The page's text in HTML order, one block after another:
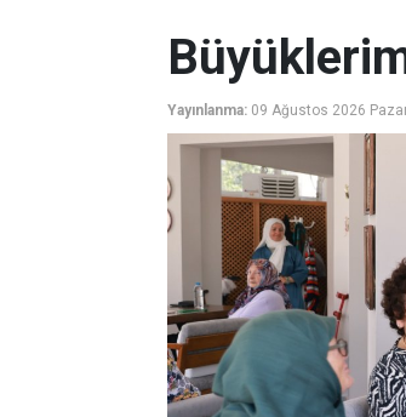
Yayınlanma: 09 Ağustos 2026